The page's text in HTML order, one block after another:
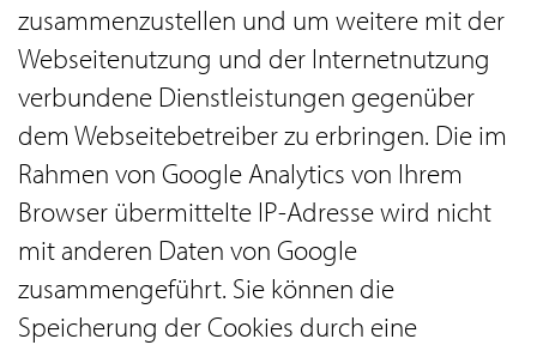
zusammenzustellen und um weitere mit der
Webseitenutzung und der Internetnutzung
verbundene Dienstleistungen gegenüber
dem Webseitebetreiber zu erbringen. Die im
Rahmen von Google Analytics von Ihrem
Browser übermittelte IP-Adresse wird nicht
mit anderen Daten von Google
zusammengeführt. Sie können die
Speicherung der Cookies durch eine